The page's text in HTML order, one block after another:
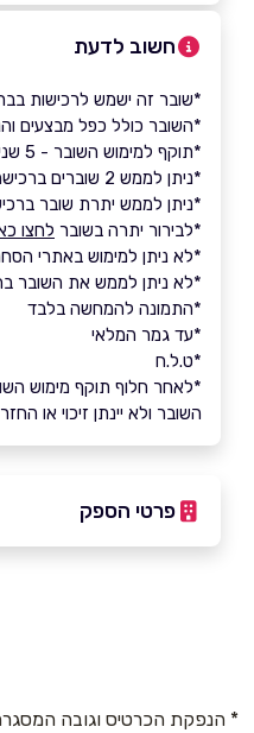
חשוב לדעת
*שובר זה ישמש לרכישות
*השובר כולל כפל מבצעים
*תוקף למימוש השובר - 5 שנים
*ניתן לממש 2 שוברים ברכישה
*ניתן לממש יתרת שובר
*לבירור יתרה בשובר לחצו
*לא ניתן למימוש באתרי
*לא ניתן לממש את השובר
*התמונה להמחשה בלבד
*עד גמר המלאי
*ט.ל.ח
*לאחר חלוף תוקף מימוש
השובר ולא יינתן זיכוי או
פרטי הספק
* הנפקת הכרטיס וגובה